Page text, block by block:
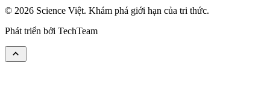
© 2026 Science Việt. Khám phá giới hạn của tri thức.
Phát triển bởi TechTeam
keyboard_arrow_up